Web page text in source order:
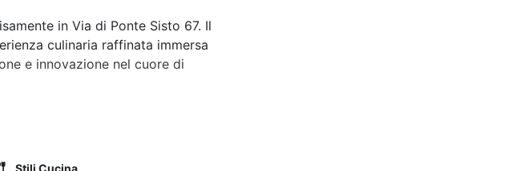
in Via di Ponte Sisto 67. Il
culinaria raffinata immersa
e innovazione nel cuore di
e moderno, con interni curati nei
della vivace atmosfera del
Stili Cucina